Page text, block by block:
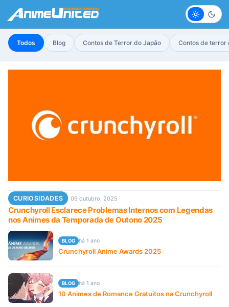
Claro
Todos Blog Contos de Terror do Japão Contos de terror
CURIOSIDADES 09 outubro, 2025
Crunchyroll Esclarece Problemas Internos com Legendas
nos Animes da Temporada de Outono 2025
BLOG há 1 ano
Crunchyroll Anime Awards 2025
BLOG há 1 ano
10 Animes de Romance Gratuitos na Crunchyroll